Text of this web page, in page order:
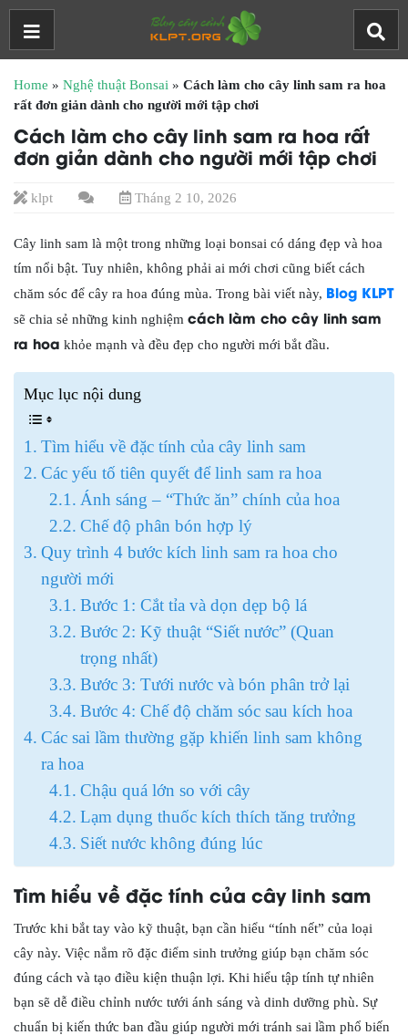
Home » Nghệ thuật Bonsai » Cách làm cho cây linh sam ra hoa
rất đơn giản dành cho người mới tập chơi
Cách làm cho cây linh sam ra hoa rất
đơn giản dành cho người mới tập chơi
klpt Tháng 2 10, 2026
Cây linh sam là một trong những loại bonsai có dáng đẹp và hoa
tím nổi bật. Tuy nhiên, không phải ai mới chơi cũng biết cách
chăm sóc để cây ra hoa đúng mùa. Trong bài viết này, Blog KLPT
sẽ chia sẻ những kinh nghiệm cách làm cho cây linh sam
ra hoa khỏe mạnh và đều đẹp cho người mới bắt đầu.
Mục lục nội dung
Tìm hiểu về đặc tính của cây linh sam
Các yếu tố tiên quyết để linh sam ra hoa
Ánh sáng – “Thức ăn” chính của hoa
Chế độ phân bón hợp lý
Quy trình 4 bước kích linh sam ra hoa cho
người mới
Bước 1: Cắt tỉa và dọn dẹp bộ lá
Bước 2: Kỹ thuật “Siết nước” (Quan
trọng nhất)
Bước 3: Tưới nước và bón phân trở lại
Bước 4: Chế độ chăm sóc sau kích hoa
Các sai lầm thường gặp khiến linh sam không
ra hoa
Chậu quá lớn so với cây
Lạm dụng thuốc kích thích tăng trưởng
Siết nước không đúng lúc
Tìm hiểu về đặc tính của cây linh sam
Trước khi bắt tay vào kỹ thuật, bạn cần hiểu “tính nết” của loại
cây này. Việc nắm rõ đặc điểm sinh trưởng giúp bạn chăm sóc
đúng cách và tạo điều kiện thuận lợi. Khi hiểu tập tính tự nhiên
bạn sẽ dễ điều chỉnh nước tưới ánh sáng và dinh dưỡng phù. Sự
chuẩn bị kiến thức ban đầu giúp người mới tránh sai lầm phổ biến